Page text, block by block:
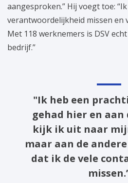
aangesproken.” Hij voegt toe:
verantwoordelijkheid missen en
Met 118 werknemers is DSV
bedrijf.”
"Ik heb een
gehad hier en aan
kijk ik uit naar
maar aan de
dat ik de vele